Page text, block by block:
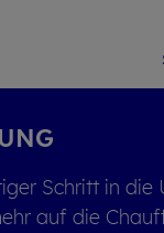
Schritt in
auf die